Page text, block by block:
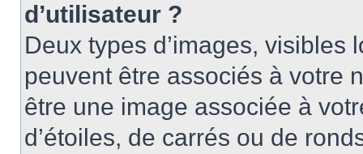
d’utilisateur ?
Deux types d’images,
peuvent être associés à votre
être une image associée à
d’étoiles, de carrés ou de